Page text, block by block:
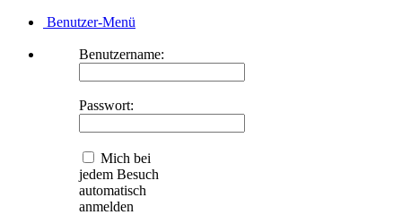
Benutzer-Menü
Benutzername:
Passwort:
Mich bei
jedem Besuch
automatisch
anmelden